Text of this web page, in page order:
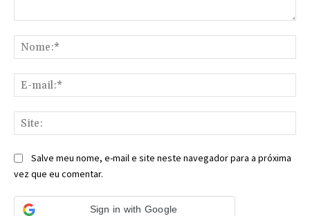
Salve meu nome, e-mail e site neste navegador para a próxima
vez que eu comentar.
Sign in with Google